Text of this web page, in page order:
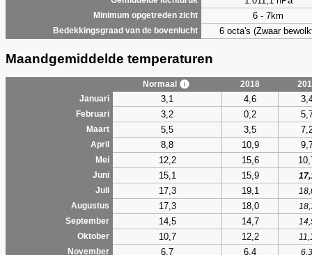
Minimum opgetreden zicht 6 - 7km
Bedekkingsgraad van de bovenlucht 6 octa's (Zwaar
Maandgemiddelde temperaturen
Normaal 2018
Januari
3,1 4,6
Februari 3,2 0,2
Maart 5,5 3,5
April 8,8 10,9
Mei 12,2 15,6
Juni 15,1 15,9
Juli
17,3 19,1
Augustus
17,3 18,0
September
14,5 14,7
Oktober
10,7 12,2
November
6,7 6,4
6,3